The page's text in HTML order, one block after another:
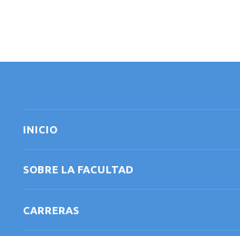
INICIO
SOBRE LA FACULTAD
CARRERAS